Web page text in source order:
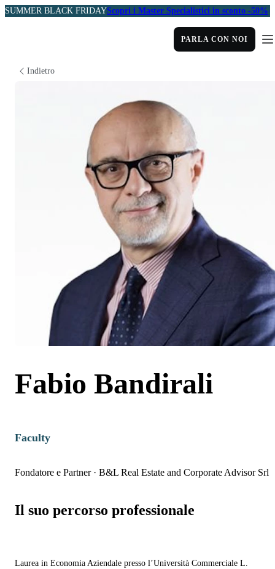
SUMMER BLACK FRIDAYScopri i Master Specialistici in sconto -50%
PARLA CON NOI
Indietro
Fabio Bandirali
Faculty
Fondatore e Partner · B&L Real Estate and Corporate Advisor Srl
Il suo percorso professionale
Laurea in Economia Aziendale presso l’Università Commerciale L.